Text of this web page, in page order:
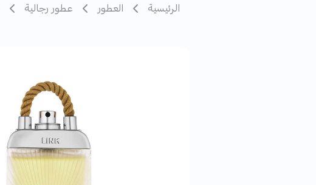
الرئيسية العطور عطور رجالية